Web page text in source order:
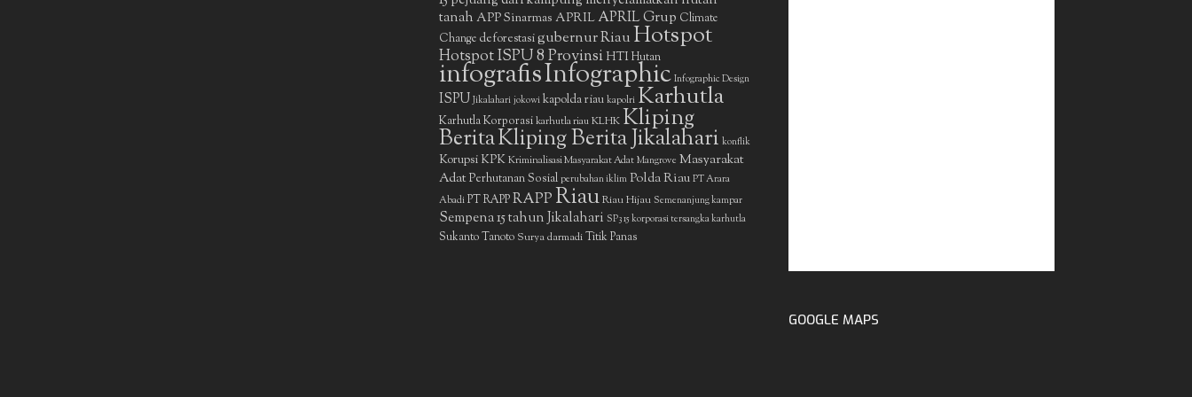
tanah APP Sinarmas APRIL APRIL Grup Climate
Change deforestasigubernur RiauHotspot
Hotspot ISPU 8 ProvinsiHTIHutan
infografisInfographic Infographic Design
ISPU Jikalahari jokowi kapolda riau kapolri Karhutla
Karhutla Korporasi karhutla riau KLHKKliping
BeritaKliping Berita Jikalahari konflik
Korupsi KPK Kriminalisasi Masyarakat Adat Mangrove Masyarakat
AdatPerhutanan Sosial perubahan iklim Polda Riau PT Arara
Abadi PT RAPPRAPPRiauRiau Hijau Semenanjung kampar
Sempena 15 tahun Jikalahari SP3 15 korporasi tersangka karhutla
Sukanto Tanoto Surya darmadiTitik Panas
GOOGLE MAPS